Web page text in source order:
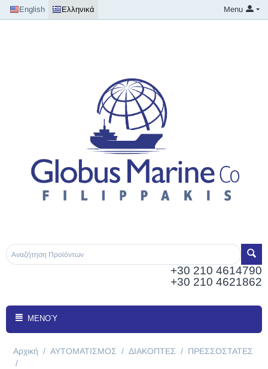
English Ελληνικά Menu
+30 210 4614790
+30 210 4621862
ΜΕΝΟΎ
Αρχική / ΑΥΤΟΜΑΤΙΣΜΟΣ / ΔΙΑΚΟΠΤΕΣ / ΠΡΕΣΣΟΣΤΑΤΕΣ
/